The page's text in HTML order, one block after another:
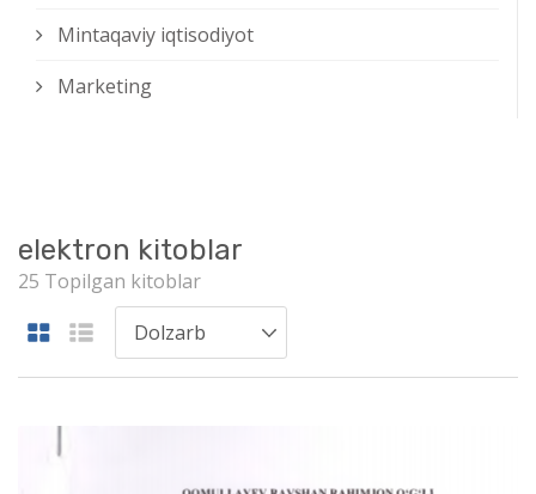
Mintaqaviy iqtisodiyot
Marketing
elektron kitoblar
25 Topilgan kitoblar